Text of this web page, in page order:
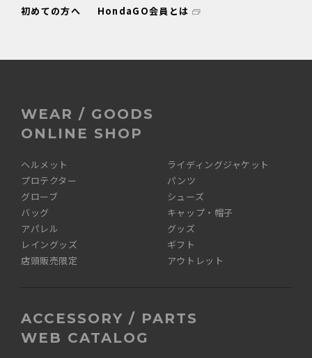
初めての方へ
HondaGO会員とは
WEAR / GOODS
ONLINE SHOP
ヘルメット
ライディングジャケット
プロテクター
パンツ
グローブ
シューズ
バッグ
キャップ・帽子
アパレル
グッズ
レイングッズ
ギフト
店頭販売限定
アウトレット
ACCESSORY / PARTS
WEB CATALOG